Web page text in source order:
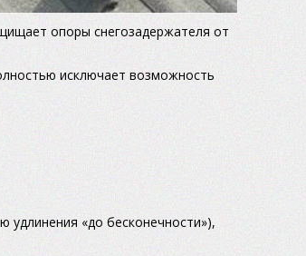
опоры снегозадержателя от
исключает возможность
«до бесконечности»),